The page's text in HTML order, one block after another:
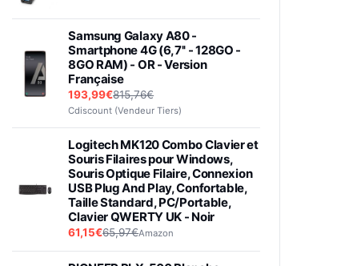
Samsung Galaxy A80 -
Smartphone 4G (6,7'' - 128GO -
8GO RAM) - OR - Version
Française
193,99€815,76€
Cdiscount (Vendeur Tiers)
Logitech MK120 Combo Clavier et
Souris Filaires pour Windows,
Souris Optique Filaire, Connexion
USB Plug And Play, Confortable,
Taille Standard, PC/Portable,
Clavier QWERTY UK - Noir
61,15€65,97€Amazon